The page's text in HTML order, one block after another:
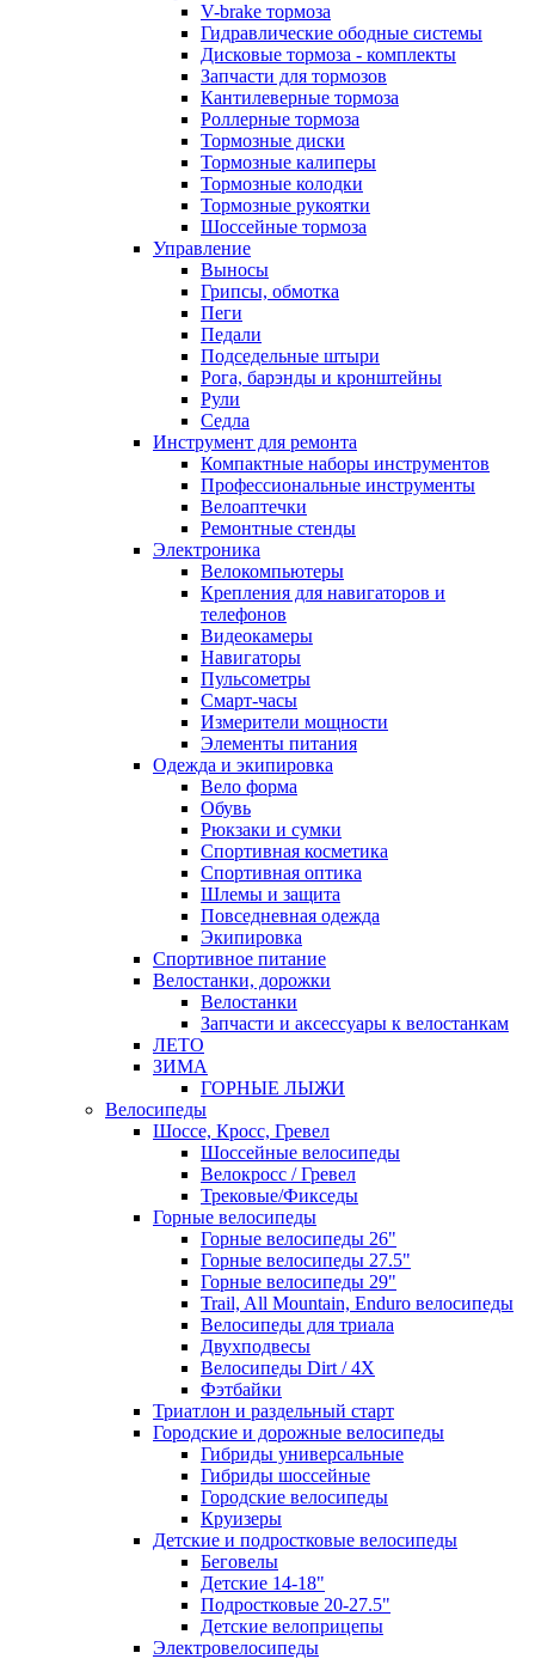
V-brake тормоза
Гидравлические ободные системы
Дисковые тормоза - комплекты
Запчасти для тормозов
Кантилеверные тормоза
Роллерные тормоза
Тормозные диски
Тормозные калиперы
Тормозные колодки
Тормозные рукоятки
Шоссейные тормоза
Управление
Выносы
Грипсы, обмотка
Пеги
Педали
Подседельные штыри
Рога, барэнды и кронштейны
Рули
Седла
Инструмент для ремонта
Компактные наборы инструментов
Профессиональные инструменты
Велоаптечки
Ремонтные стенды
Электроника
Велокомпьютеры
Крепления для навигаторов и
телефонов
Видеокамеры
Навигаторы
Пульсометры
Смарт-часы
Измерители мощности
Элементы питания
Одежда и экипировка
Вело форма
Обувь
Рюкзаки и сумки
Спортивная косметика
Спортивная оптика
Шлемы и защита
Повседневная одежда
Экипировка
Спортивное питание
Велостанки, дорожки
Велостанки
Запчасти и аксессуары к велостанкам
ЛЕТО
ЗИМА
ГОРНЫЕ ЛЫЖИ
Велосипеды
Шоссе, Кросс, Гревел
Шоссейные велосипеды
Велокросс / Гревел
Трековые/Фикседы
Горные велосипеды
Горные велосипеды 26"
Горные велосипеды 27.5"
Горные велосипеды 29"
Trail, All Mountain, Enduro велосипеды
Велосипеды для триала
Двухподвесы
Велосипеды Dirt / 4X
Фэтбайки
Триатлон и раздельный старт
Городские и дорожные велосипеды
Гибриды универсальные
Гибриды шоссейные
Городские велосипеды
Круизеры
Детские и подростковые велосипеды
Беговелы
Детские 14-18"
Подростковые 20-27.5"
Детские велоприцепы
Электровелосипеды